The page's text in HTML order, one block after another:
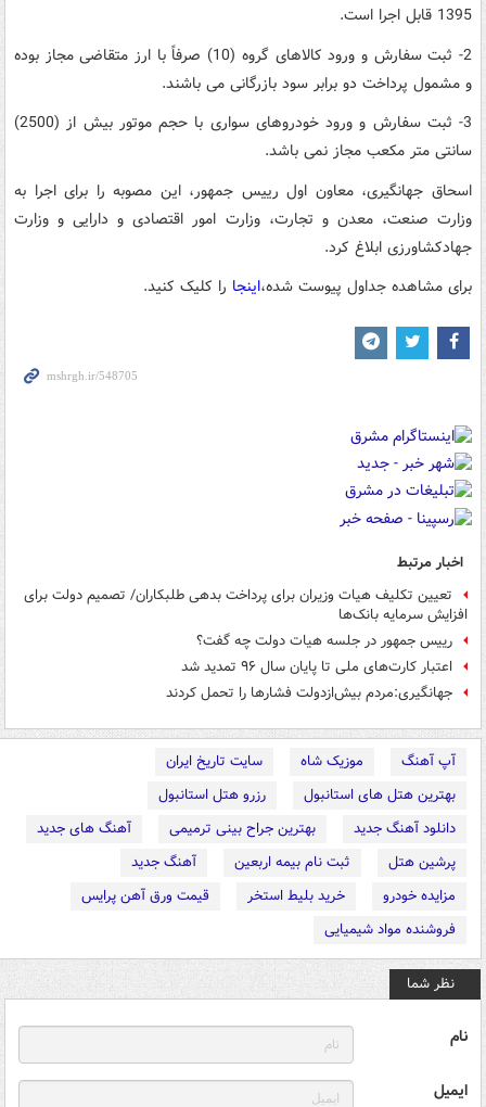
1395 قابل اجرا است.
2- ثبت سفارش و ورود کالاهای گروه (10) صرفاً با ارز متقاضی مجاز بوده
و مشمول پرداخت دو برابر سود بازرگانی می باشند.
3- ثبت سفارش و ورود خودروهای سواری با حجم موتور بیش از (2500)
سانتی متر مکعب مجاز نمی باشد.
اسحاق جهانگیری، معاون اول رییس جمهور، این مصوبه را برای اجرا به
وزارت صنعت، معدن و تجارت، وزارت امور اقتصادی و دارایی و وزارت
جهادکشاورزی ابلاغ کرد.
برای مشاهده جداول پیوست شده،اینجا را کلیک کنید.
اخبار مرتبط
تعیین تکلیف هیات وزیران برای پرداخت بدهی طلبکاران/ تصمیم دولت برای
افزایش سرمایه بانک‌ها
رییس جمهور در جلسه هیات دولت چه گفت؟
اعتبار کارت‌های ملی تا پایان سال ۹۶ تمدید شد
جهانگیری:مردم بیش‌ازدولت فشارها را تحمل کردند
آپ آهنگ موزیک شاه
سایت تاریخ ایران
بهترین هتل های استانبول
رزرو هتل استانبول
دانلود آهنگ جدید
بهترین جراح بینی ترمیمی
آهنگ های جدید
پرشین هتل
ثبت نام بیمه اربعین
آهنگ جدید
مزایده خودرو
خرید بلیط استخر
قیمت ورق آهن پرایس
فروشنده مواد شیمیایی
نظر شما
نام
ایمیل